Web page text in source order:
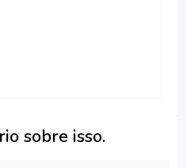
sobre isso.